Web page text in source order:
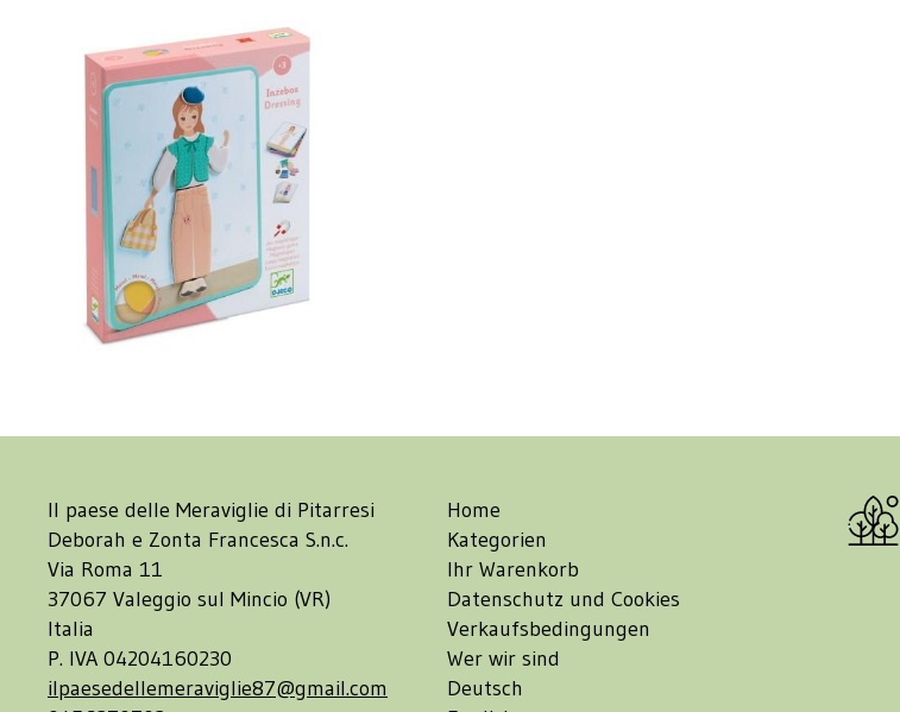
Il paese delle Meraviglie di Pitarresi
Deborah e Zonta Francesca S.n.c.
Via Roma 11
37067 Valeggio sul Mincio (VR)
Italia
P. IVA 04204160230
ilpaesedellemeraviglie87@gmail.com
Home
Kategorien
Ihr Warenkorb
Datenschutz und Cookies
Verkaufsbedingungen
Wer wir sind
Deutsch